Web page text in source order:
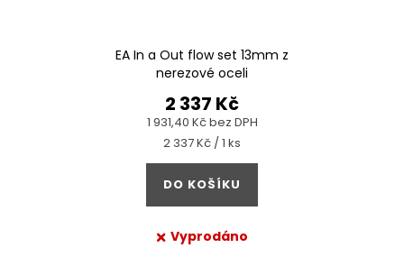
EA In a Out flow set 13mm z
nerezové oceli
1 931,40 Kč bez DPH
2 337 Kč
Měrná
cena:
2 337 Kč / 1 ks
DO KOŠÍKU
Vyprodáno